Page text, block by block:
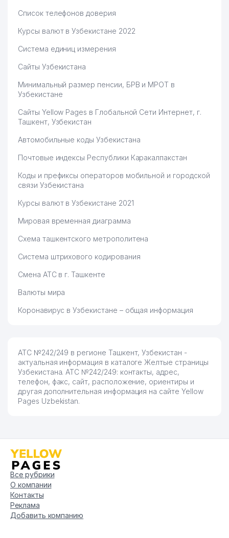
Список телефонов доверия
Курсы валют в Узбекистане 2022
Система единиц измерения
Сайты Узбекистана
Минимальный размер пенсии, БРВ и МРОТ в
Узбекистане
Сайты Yellow Pages в Глобальной Сети Интернет, г.
Ташкент, Узбекистан
Автомобильные коды Узбекистана
Почтовые индексы Республики Каракалпакстан
Коды и префиксы операторов мобильной и городской
связи Узбекистана
Курсы валют в Узбекистане 2021
Мировая временная диаграмма
Схема ташкентского метрополитена
Система штрихового кодирования
Смена АТС в г. Ташкенте
Валюты мира
Коронавирус в Узбекистане – общая информация
АТС №242/249 в регионе Ташкент, Узбекистан -
актуальная информация в каталоге Желтые страницы
Узбекистана. АТС №242/249: контакты, адрес,
телефон, факс, сайт, расположение, ориентиры и
другая дополнительная информация на сайте Yellow
Pages Uzbekistan.
Все рубрики
О компании
Контакты
Реклама
Добавить компанию